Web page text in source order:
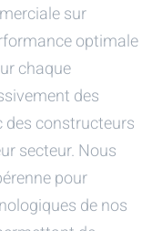
sur
optimale
chaque
des
constructeurs
secteur. Nous
pour
de nos